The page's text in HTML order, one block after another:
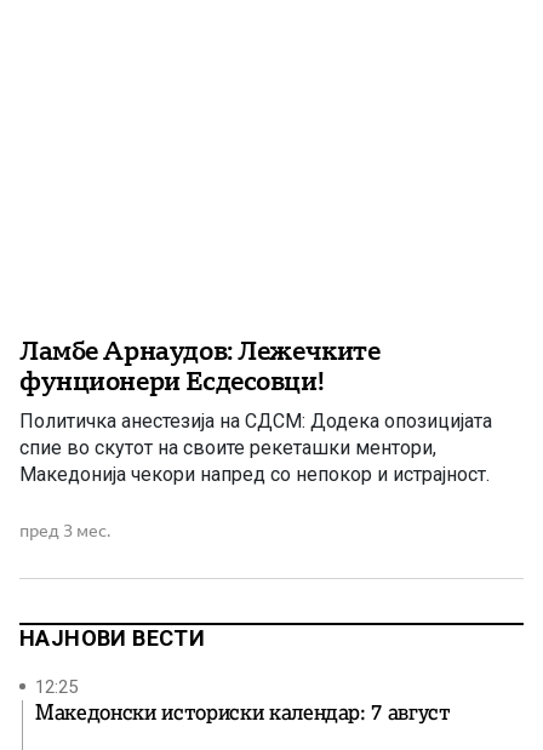
Ламбе Арнаудов: Лежечките
фунционери Есдесовци!
Политичка анестезија на СДСМ: Додека опозицијата
спие во скутот на своите рекеташки ментори,
Македонија чекори напред со непокор и истрајност.
пред 3 мес.
НАЈНОВИ ВЕСТИ
12:25
Македонски историски календар: 7 август